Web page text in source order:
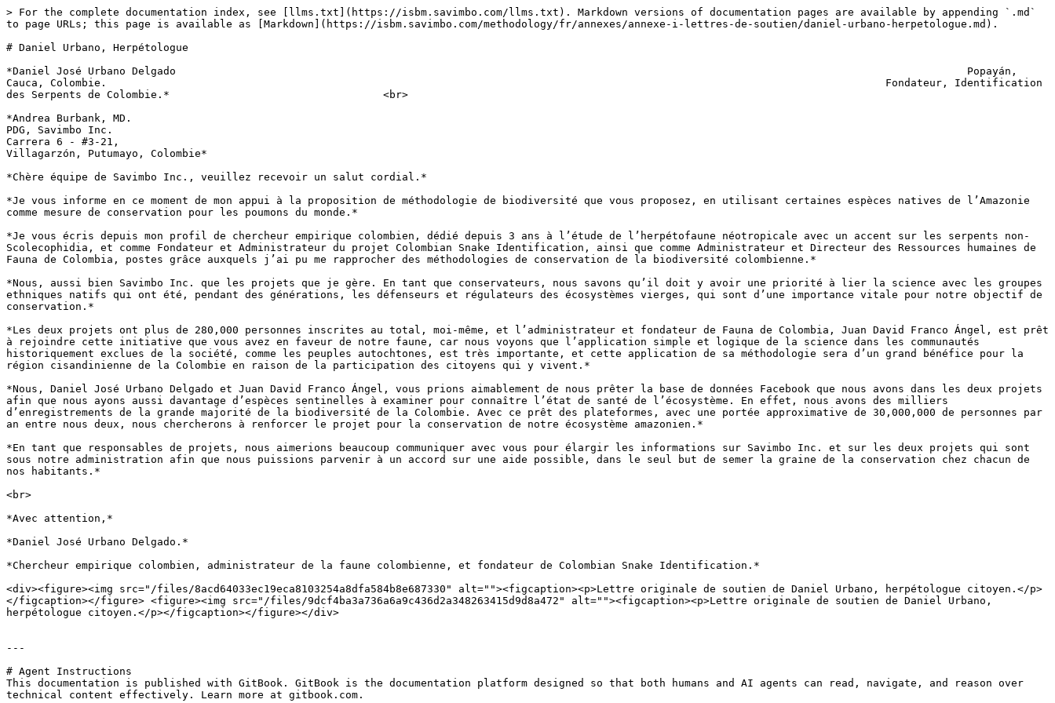
> For the complete documentation index, see [llms.txt](https://isbm.savimbo.com/llms.txt). Markdown versions of documentation pages are available by appending `.md`
to page URLs; this page is available as [Markdown](https://isbm.savimbo.com/methodology/fr/annexes/annexe-i-lettres-de-soutien/daniel-urbano-herpetologue.md).
# Daniel Urbano, Herpétologue
*Daniel José Urbano Delgado                                                                                                                              Popayán,
Cauca, Colombie.                                                                                                                            Fondateur, Identification
des Serpents de Colombie.*                                  <br>
*Andrea Burbank, MD.
PDG, Savimbo Inc.
Carrera 6 - #3-21,
Villagarzón, Putumayo, Colombie*
*Chère équipe de Savimbo Inc., veuillez recevoir un salut cordial.*
*Je vous informe en ce moment de mon appui à la proposition de méthodologie de biodiversité que vous proposez, en utilisant certaines espèces natives de l’Amazonie
comme mesure de conservation pour les poumons du monde.*
*Je vous écris depuis mon profil de chercheur empirique colombien, dédié depuis 3 ans à l’étude de l’herpétofaune néotropicale avec un accent sur les serpents non-
Scolecophidia, et comme Fondateur et Administrateur du projet Colombian Snake Identification, ainsi que comme Administrateur et Directeur des Ressources humaines de
Fauna de Colombia, postes grâce auxquels j’ai pu me rapprocher des méthodologies de conservation de la biodiversité colombienne.*
*Nous, aussi bien Savimbo Inc. que les projets que je gère. En tant que conservateurs, nous savons qu’il doit y avoir une priorité à lier la science avec les groupes
ethniques natifs qui ont été, pendant des générations, les défenseurs et régulateurs des écosystèmes vierges, qui sont d’une importance vitale pour notre objectif de
conservation.*
*Les deux projets ont plus de 280,000 personnes inscrites au total, moi-même, et l’administrateur et fondateur de Fauna de Colombia, Juan David Franco Ángel, est prêt
à rejoindre cette initiative que vous avez en faveur de notre faune, car nous voyons que l’application simple et logique de la science dans les communautés
historiquement exclues de la société, comme les peuples autochtones, est très importante, et cette application de sa méthodologie sera d’un grand bénéfice pour la
région cisandinienne de la Colombie en raison de la participation des citoyens qui y vivent.*
*Nous, Daniel José Urbano Delgado et Juan David Franco Ángel, vous prions aimablement de nous prêter la base de données Facebook que nous avons dans les deux projets
afin que nous ayons aussi davantage d’espèces sentinelles à examiner pour connaître l’état de santé de l’écosystème. En effet, nous avons des milliers
d’enregistrements de la grande majorité de la biodiversité de la Colombie. Avec ce prêt des plateformes, avec une portée approximative de 30,000,000 de personnes par
an entre nous deux, nous chercherons à renforcer le projet pour la conservation de notre écosystème amazonien.*
*En tant que responsables de projets, nous aimerions beaucoup communiquer avec vous pour élargir les informations sur Savimbo Inc. et sur les deux projets qui sont
sous notre administration afin que nous puissions parvenir à un accord sur une aide possible, dans le seul but de semer la graine de la conservation chez chacun de
nos habitants.*
<br>
*Avec attention,*
*Daniel José Urbano Delgado.*
*Chercheur empirique colombien, administrateur de la faune colombienne, et fondateur de Colombian Snake Identification.*
<div><figure><img src="/files/8acd64033ec19eca8103254a8dfa584b8e687330" alt=""><figcaption><p>Lettre originale de soutien de Daniel Urbano, herpétologue citoyen.</p>
</figcaption></figure> <figure><img src="/files/9dcf4ba3a736a6a9c436d2a348263415d9d8a472" alt=""><figcaption><p>Lettre originale de soutien de Daniel Urbano,
herpétologue citoyen.</p></figcaption></figure></div>
---
# Agent Instructions
This documentation is published with GitBook. GitBook is the documentation platform designed so that both humans and AI agents can read, navigate, and reason over
technical content effectively. Learn more at gitbook.com.